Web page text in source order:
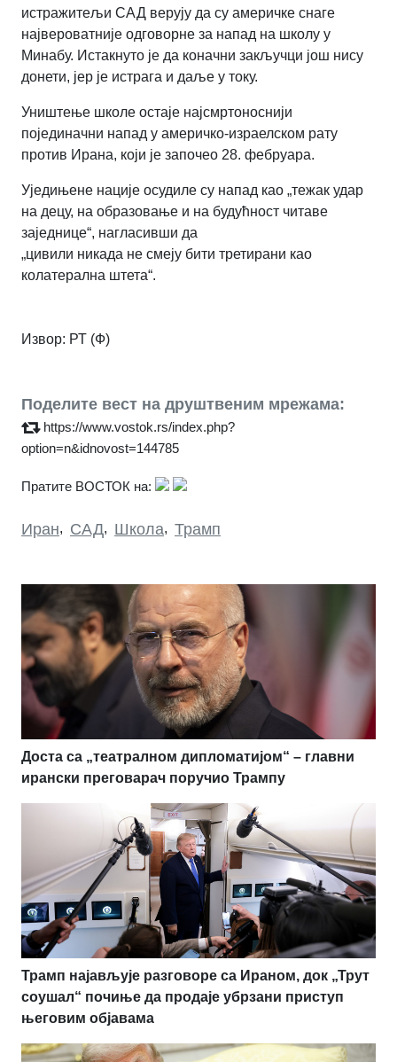
истражитељи САД верују да су америчке снаге
највероватније одговорне за напад на школу у
Минабу. Истакнуто је да коначни закључци још нису
донети, јер је истрага и даље у току.
Уништење школе остаје најсмртоноснији
појединачни напад у америчко-израелском рату
против Ирана, који је започео 28. фебруара.
Уједињене нације осудиле су напад као „тежак удар
на децу, на образовање и на будућност читаве
заједнице“, нагласивши да
„цивили никада не смеју бити третирани као
колатерална штета“.
Извор: РТ (Ф)
Поделите вест на друштвеним мрежама:
https://www.vostok.rs/index.php?
option=n&idnovost=144785
Пратите ВОСТОК на:
Иран, САД, Школа, Трамп
Доста са „театралном дипломатијом“ – главни
ирански преговарач поручио Трампу
Трамп најављује разговоре са Ираном, док „Трут
соушал“ почиње да продаје убрзани приступ
његовим објавама